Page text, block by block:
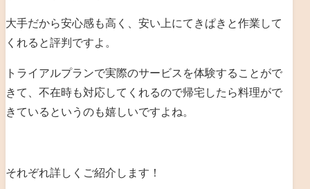
大手だから安心感も高く、安い上にてきぱきと作業して
くれると評判ですよ。
トライアルプランで実際のサービスを体験することがで
きて、不在時も対応してくれるので帰宅したら料理がで
きているというのも嬉しいですよね。
それぞれ詳しくご紹介します！